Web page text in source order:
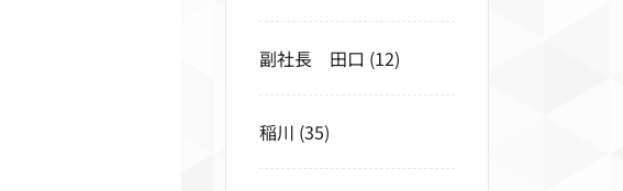
副社長 田口 (12)
稲川 (35)